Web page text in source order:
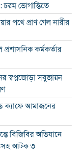
ভোগান্তিতে
পথে প্রাণ গেল নারীর
কর্মকর্তার
স্বপ্নজোড়া সবুজায়ন
ক্যাফে আমাজনের
বিজিবির অভিযানে
আটক ৩